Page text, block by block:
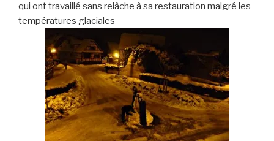
qui ont travaillé sans relâche à sa restauration malgré les
températures glaciales